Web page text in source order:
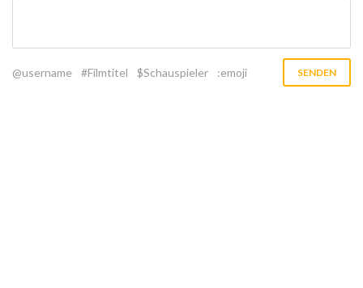
@username #Filmtitel $Schauspieler :emoji